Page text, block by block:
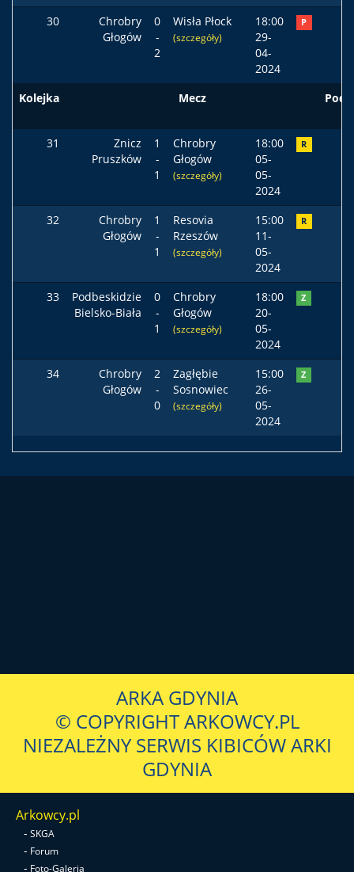
30
Chrobry
Głogów
0
-
2
Wisła Płock
(szczegóły)
18:00
29-
04-
2024
P
Kolejka Mecz
31
Znicz
Pruszków
1
-
1
Chrobry
Głogów
(szczegóły)
18:00
05-
05-
2024
R
32
Chrobry
Głogów
1
-
1
Resovia
Rzeszów
(szczegóły)
15:00
11-
05-
2024
R
33
Podbeskidzie
Bielsko-Biała
0
-
1
Chrobry
Głogów
(szczegóły)
18:00
20-
05-
2024
Z
34
Chrobry
Głogów
2
-
0
Zagłębie
Sosnowiec
(szczegóły)
15:00
26-
05-
2024
Z
ARKA GDYNIA
© COPYRIGHT ARKOWCY.PL
NIEZALEŻNY SERWIS KIBICÓW ARKI
GDYNIA
Arkowcy.pl
- SKGA
- Forum
- Foto-Galeria